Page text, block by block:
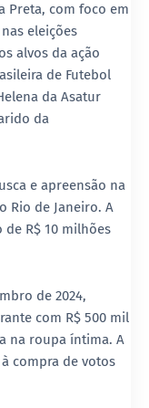
Preta, com foco em
eleições
alvos da ação
de Futebol
da Asatur
da
e apreensão na
Rio de Janeiro. A
de R$ 10 milhões
de 2024,
com R$ 500 mil
na roupa íntima. A
compra de votos